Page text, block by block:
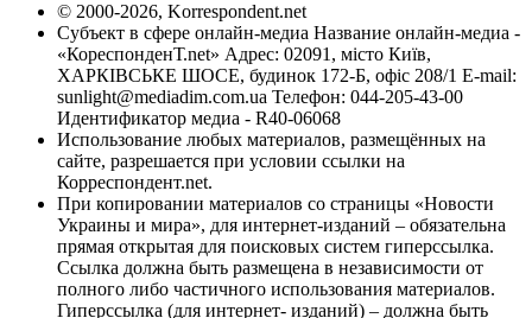
© 2000-2026, Korrespondent.net
Субъект в сфере онлайн-медиа Название онлайн-медиа -
«КореспонденТ.net» Адрес: 02091, місто Київ,
ХАРКІВСЬКЕ ШОСЕ, будинок 172-Б, офіс 208/1 E-mail:
sunlight@mediadim.com.ua Телефон: 044-205-43-00
Идентификатор медиа - R40-06068
Использование любых материалов, размещённых на
сайте, разрешается при условии ссылки на
Корреспондент.net.
При копировании материалов со страницы «Новости
Украины и мира», для интернет-изданий – обязательна
прямая открытая для поисковых систем гиперссылка.
Ссылка должна быть размещена в независимости от
полного либо частичного использования материалов.
Гиперссылка (для интернет- изданий) – должна быть